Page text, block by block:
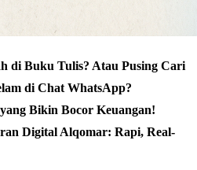
di Buku Tulis? Atau Pusing Cari
di Chat WhatsApp?
Bikin Bocor Keuangan!
Digital Alqomar: Rapi, Real-